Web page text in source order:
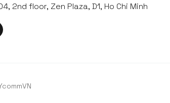
2nd floor, Zen Plaza, D1, Ho Chi Minh